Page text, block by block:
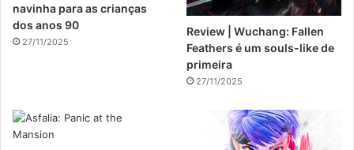
navinha para as crianças
dos anos 90
27/11/2025
Review | Wuchang: Fallen
Feathers é um souls-like de
primeira
27/11/2025